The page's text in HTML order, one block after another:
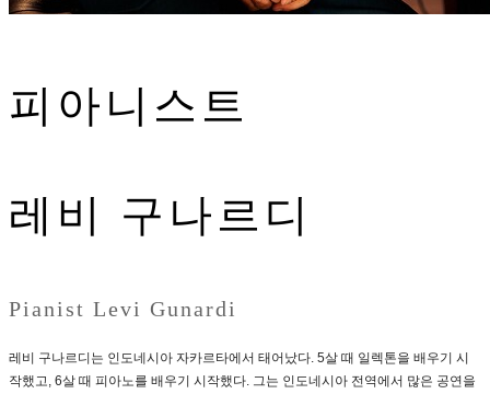
피아니스트
레비 구나르디
Pianist Levi Gunardi
레비 구나르디는 인도네시아 자카르타에서 태어났다. 5살 때 일렉톤을 배우기 시
작했고, 6살 때 피아노를 배우기 시작했다. 그는 인도네시아 전역에서 많은 공연을